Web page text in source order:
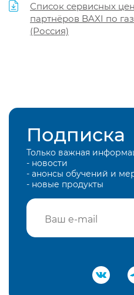
Список сервисных
партнёров BAXI по
(Россия)
Подписка
Только важная
- новости
- анонсы обучений и
- новые продукты